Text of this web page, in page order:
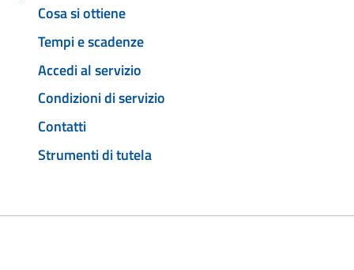
Cosa si ottiene
Tempi e scadenze
Accedi al servizio
Condizioni di servizio
Contatti
Strumenti di tutela